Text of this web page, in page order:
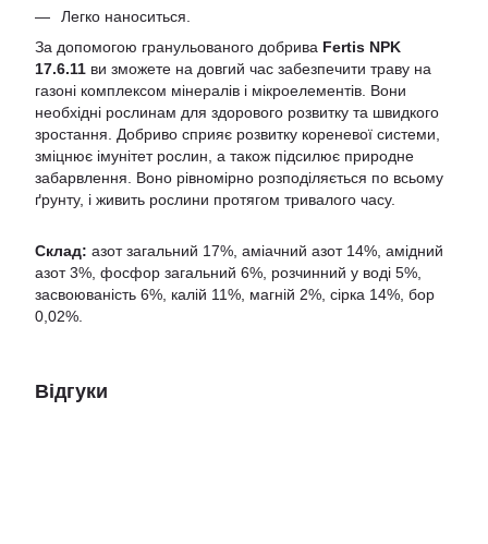
Легко наноситься.
За допомогою гранульованого добрива Fertis NPK
17.6.11 ви зможете на довгий час забезпечити траву на
газоні комплексом мінералів і мікроелементів. Вони
необхідні рослинам для здорового розвитку та швидкого
зростання. Добриво сприяє розвитку кореневої системи,
зміцнює імунітет рослин, а також підсилює природне
забарвлення. Воно рівномірно розподіляється по всьому
ґрунту, і живить рослини протягом тривалого часу.
Склад: азот загальний 17%, аміачний азот 14%, амідний
азот 3%, фосфор загальний 6%, розчинний у воді 5%,
засвоюваність 6%, калій 11%, магній 2%, сірка 14%, бор
0,02%.
Відгуки